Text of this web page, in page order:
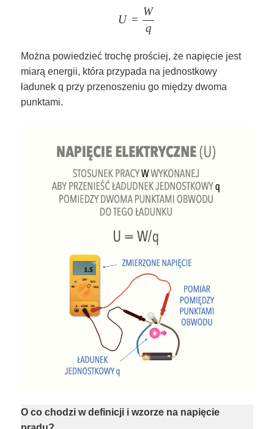
\Large U = \frac{W}{q}
U =
q
W
Można powiedzieć trochę prościej, że napięcie jest
miarą energii, która przypada na jednostkowy
ładunek q przy przenoszeniu go między dwoma
punktami.
O co chodzi w definicji i wzorze na napięcie